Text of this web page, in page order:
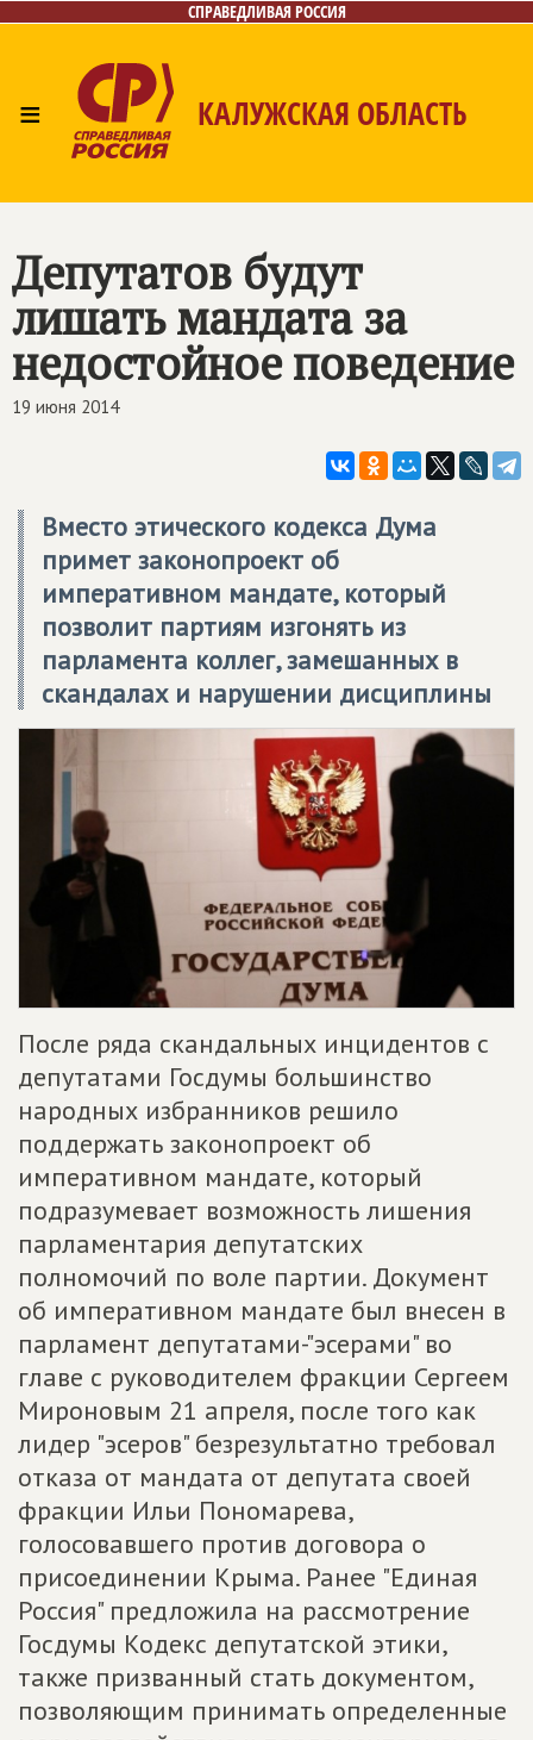
СПРАВЕДЛИВАЯ РОССИЯ
≡ КАЛУЖСКАЯ ОБЛАСТЬ
Контакты
Депутатов будут
лишать мандата за
недостойное поведение
19 июня 2014
Вместо этического кодекса Дума
примет законопроект об
императивном мандате, который
позволит партиям изгонять из
парламента коллег, замешанных в
скандалах и нарушении дисциплины
После ряда скандальных инцидентов с
депутатами Госдумы большинство
народных избранников решило
поддержать законопроект об
императивном мандате, который
подразумевает возможность лишения
парламентария депутатских
полномочий по воле партии. Документ
об императивном мандате был внесен в
парламент депутатами-"эсерами" во
главе с руководителем фракции Сергеем
Мироновым 21 апреля, после того как
лидер "эсеров" безрезультатно требовал
отказа от мандата от депутата своей
фракции Ильи Пономарева,
голосовавшего против договора о
присоединении Крыма. Ранее "Единая
Россия" предложила на рассмотрение
Госдумы Кодекс депутатской этики,
также призванный стать документом,
позволяющим принимать определенные